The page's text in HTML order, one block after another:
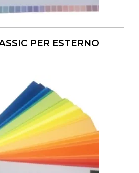
PER ESTERNO